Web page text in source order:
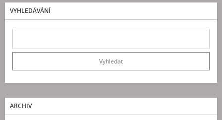
VYHLEDÁVÁNÍ
ARCHIV